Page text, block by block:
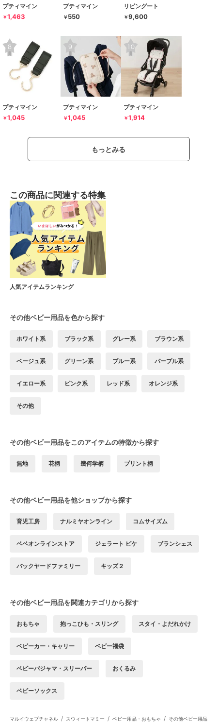
プティマイン
￥1,463
プティマイン
￥ 550
リビングート
￥9,600
プティマイン
￥1,045
プティマイン
￥1,045
プティマイン
￥1,914
もっとみる
この商品に関連する特集
人気アイテムランキング
その他ベビー用品を色から探す
ホワイト系 ブラック系 グレー系 ブラウン系
ベージュ系 グリーン系 ブルー系 パープル系
イエロー系 ピンク系 レッド系 オレンジ系
その他
その他ベビー用品をこのアイテムの特徴から探す
無地 花柄 幾何学柄 プリント柄
その他ベビー用品を他ショップから探す
育児工房 ナルミヤオンライン コムサイズム
ベベオンラインストア ジェラート ピケ ブランシェス
バックヤードファミリー キッズ２
その他ベビー用品を関連カテゴリから探す
おもちゃ 抱っこひも・スリング スタイ・よだれかけ
ベビーカー・キャリー ベビー福袋
ベビーパジャマ・スリーパー おくるみ
ベビーソックス
マルイウェブチャネル / スウィートマミー / ベビー用品・おもちゃ / その他ベビー用品